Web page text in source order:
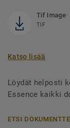
Tif Image
TIF
Katso lisää
Löydät helposti
Essence kaikki
ETSI